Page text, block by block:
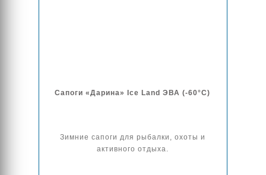
Сапоги «Дарина» Ice Land ЭВА (-60°C)
Зимние сапоги для рыбалки, охоты и
активного отдыха.